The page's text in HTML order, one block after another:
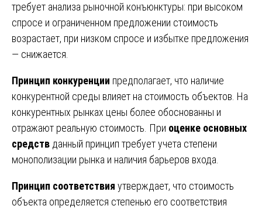
требует анализа рыночной конъюнктуры: при высоком
спросе и ограниченном предложении стоимость
возрастает, при низком спросе и избытке предложения
— снижается.
Принцип конкуренции предполагает, что наличие
конкурентной среды влияет на стоимость объектов. На
конкурентных рынках цены более обоснованны и
отражают реальную стоимость. При оценке основных
средств данный принцип требует учета степени
монополизации рынка и наличия барьеров входа.
Принцип соответствия утверждает, что стоимость
объекта определяется степенью его соответствия